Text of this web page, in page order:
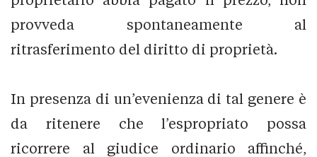
provveda spontaneamente al
ritrasferimento del diritto di proprietà.
In presenza di un’evenienza di tal genere è
da ritenere che l’espropriato possa
ricorrere al giudice ordinario affinché,